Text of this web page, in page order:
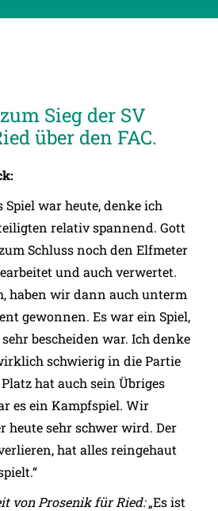
Sieg der SV
über den FAC.
Spiel war heute, denke ich
relativ spannend. Gott
Schluss noch den Elfmeter
und auch verwertet.
haben wir dann auch unterm
gewonnen. Es war ein Spiel,
bescheiden war. Ich denke
schwierig in die Partie
hat auch sein Übriges
es ein Kampfspiel. Wir
heute sehr schwer wird. Der
hat alles reingehaut
von Prosenik für Ried:„Es ist